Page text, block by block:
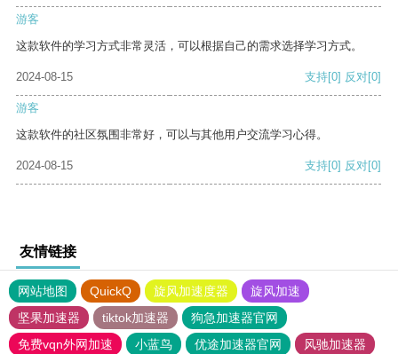
游客
这款软件的学习方式非常灵活，可以根据自己的需求选择学习方式。
2024-08-15 支持[0] 反对[0]
游客
这款软件的社区氛围非常好，可以与其他用户交流学习心得。
2024-08-15 支持[0] 反对[0]
友情链接
网站地图 QuickQ 旋风加速度器
旋风加速
坚果加速器
tiktok加速器
狗急加速器官网
免费vqn外网加速
小蓝鸟 优途加速器官网
风驰加速器